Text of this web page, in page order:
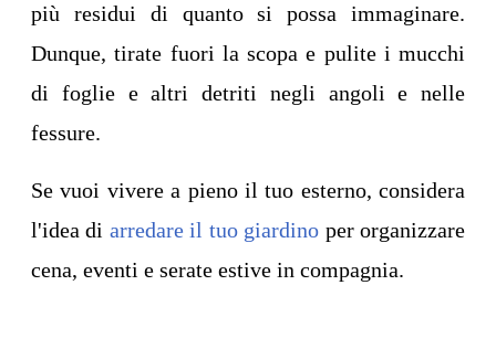
più residui di quanto si possa immaginare.
Dunque, tirate fuori la scopa e pulite i mucchi
di foglie e altri detriti negli angoli e nelle
fessure.
Se vuoi vivere a pieno il tuo esterno, considera
l'idea di arredare il tuo giardino per organizzare
cena, eventi e serate estive in compagnia.